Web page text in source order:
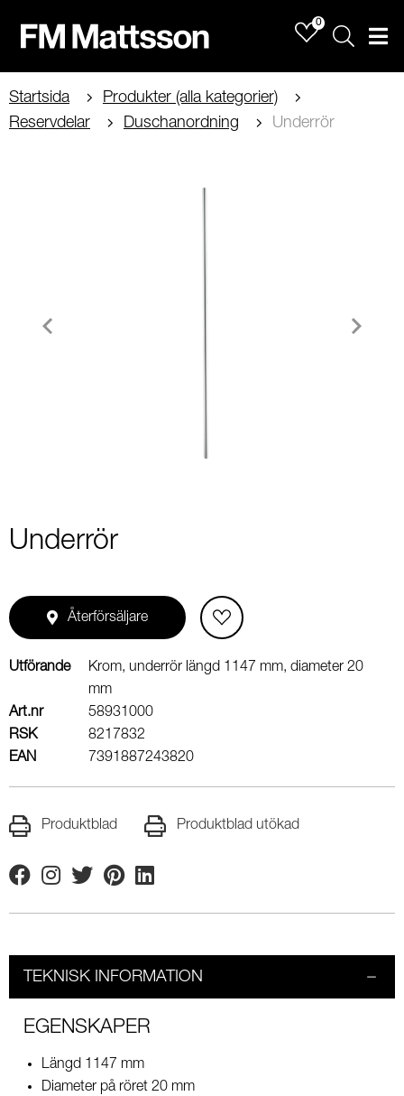
0
Sök
Startsida
Produkter (alla kategorier)
Reservdelar
Duschanordning Underrör
Underrör
Återförsäljare
Utförande
Krom, underrör längd 1147 mm, diameter 20
mm
Art.nr
58931000
RSK
8217832
EAN
7391887243820
Produktblad Produktblad utökad
FacebookInstagram
TwitterPinterestLinkedin
TEKNISK INFORMATION
EGENSKAPER
Längd 1147 mm
Diameter på röret 20 mm